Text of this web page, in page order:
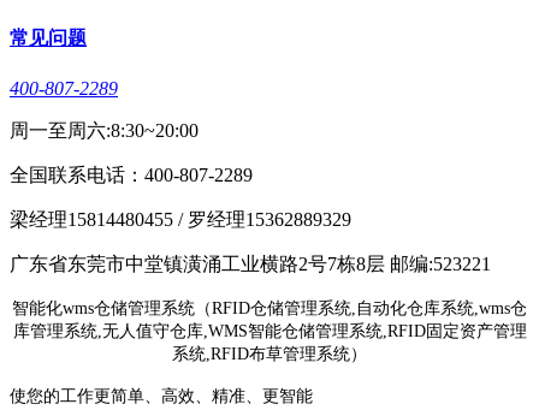
常见问题
400-807-2289
周一至周六:8:30~20:00
全国联系电话：400-807-2289
梁经理15814480455 / 罗经理15362889329
广东省东莞市中堂镇潢涌工业横路2号7栋8层 邮编:523221
智能化wms仓储管理系统（RFID仓储管理系统,自动化仓库系统,wms仓
库管理系统,无人值守仓库,WMS智能仓储管理系统,RFID固定资产管理
系统,RFID布草管理系统）
使您的工作更简单、高效、精准、更智能